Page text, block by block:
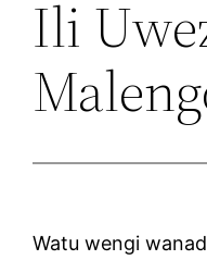
Ili
Watu wengi